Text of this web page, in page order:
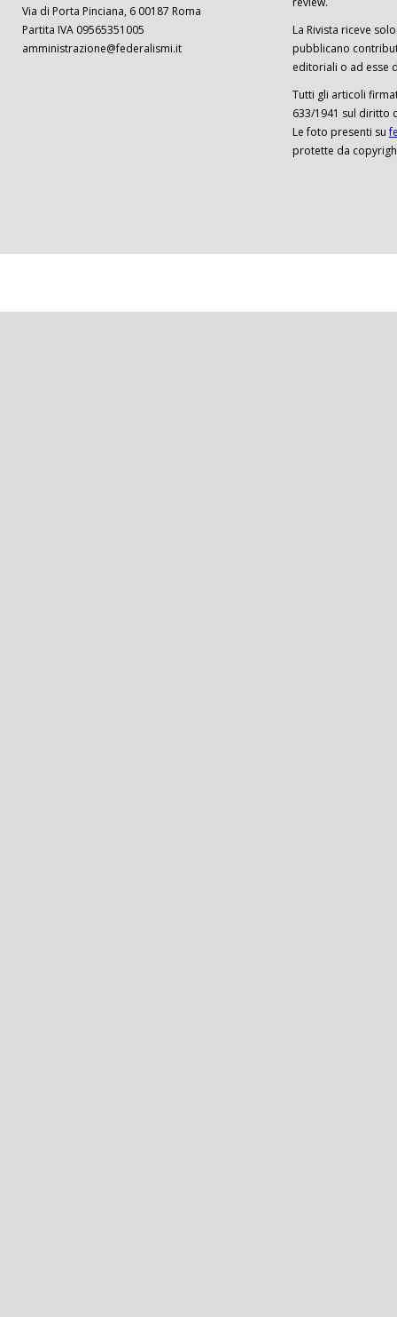
Via di Porta Pinciana, 6 00187 Roma
Partita IVA 09565351005
amministrazione@federalismi.it
La Rivista riceve
pubblicano
editoriali o ad esse
Tutti gli articoli
633/1941 sul diritto
Le foto presenti su
protette da